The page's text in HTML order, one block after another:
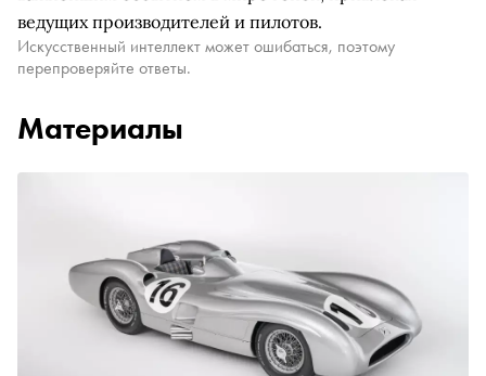
ведущих производителей и пилотов.
Искусственный интеллект может ошибаться, поэтому
перепроверяйте ответы.
Материалы